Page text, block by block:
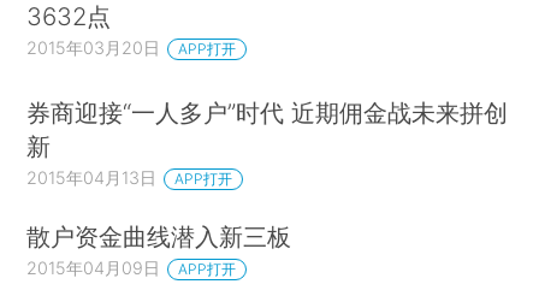
3632点
2015年03月20日 APP打开
券商迎接“一人多户”时代 近期佣金战未来拼创
新
2015年04月13日 APP打开
散户资金曲线潜入新三板
2015年04月09日 APP打开